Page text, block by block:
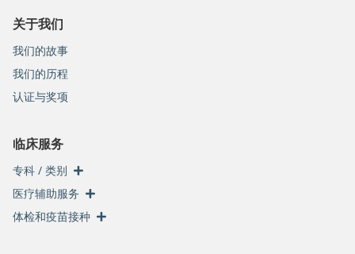
关于我们
我们的故事
我们的历程
认证与奖项
临床服务
专科 / 类别
医疗辅助服务
体检和疫苗接种